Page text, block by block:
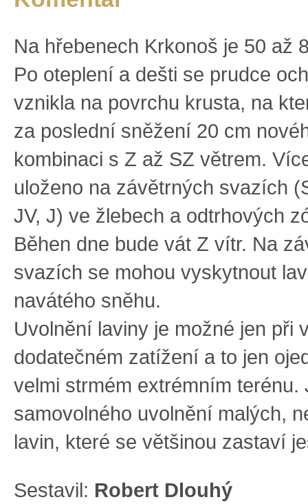
Na hřebenech Krkonoš je 50 až
Po oteplení a dešti se prudce
vznikla na povrchu krusta, na
za poslední sněžení 20 cm
kombinaci s Z až SZ větrem.
uloženo na závětrných svazích
JV, J) ve žlebech a odtrhových
Běhen dne bude vát Z vítr. Na
svazích se mohou vyskytnout
navátého sněhu.
Uvolnění laviny je možné jen při
dodatečném zatížení a to jen
velmi strmém extrémním terénu.
samovolného uvolnění malých,
lavin, které se většinou zastaví
Sestavil: Robert Dlouhý